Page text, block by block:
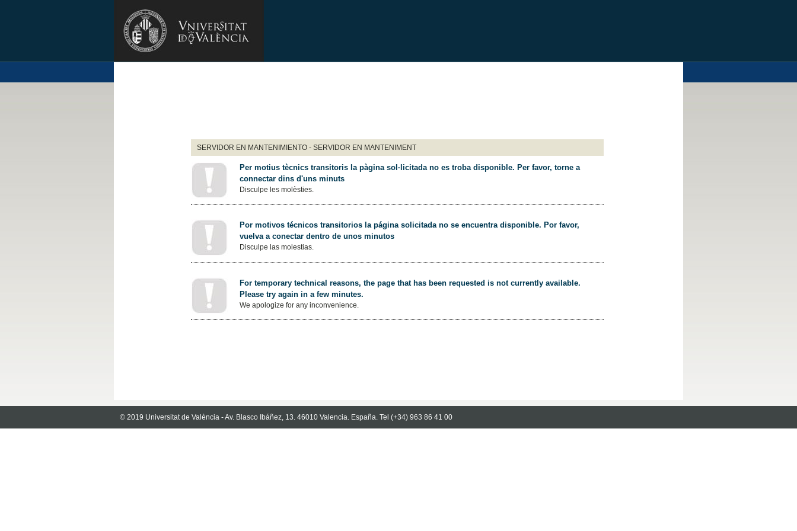
SERVIDOR EN MANTENIMIENTO - SERVIDOR EN MANTENIMENT
Per motius tècnics transitoris la pàgina sol·licitada no es troba disponible. Per favor, torne a
connectar dins d'uns minuts
Disculpe les molèsties.
Por motivos técnicos transitorios la página solicitada no se encuentra disponible. Por favor,
vuelva a conectar dentro de unos minutos
Disculpe las molestias.
For temporary technical reasons, the page that has been requested is not currently available.
Please try again in a few minutes.
We apologize for any inconvenience.
© 2019 Universitat de València - Av. Blasco Ibáñez, 13. 46010 Valencia. España. Tel (+34) 963 86 41 00